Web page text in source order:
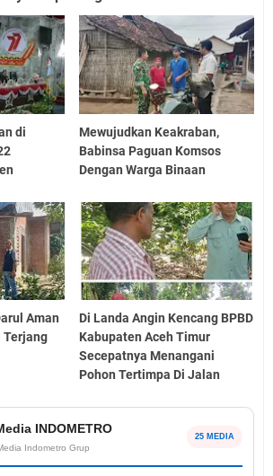
di
Mewujudkan Keakraban,
Babinsa Paguan Komsos
Dengan Warga Binaan
Aman
Terjang
Di Landa Angin Kencang BPBD
Kabupaten Aceh Timur
Secepatnya Menangani
Pohon Tertimpa Di Jalan
INDOMETRO
Indometro Grup
25 MEDIA